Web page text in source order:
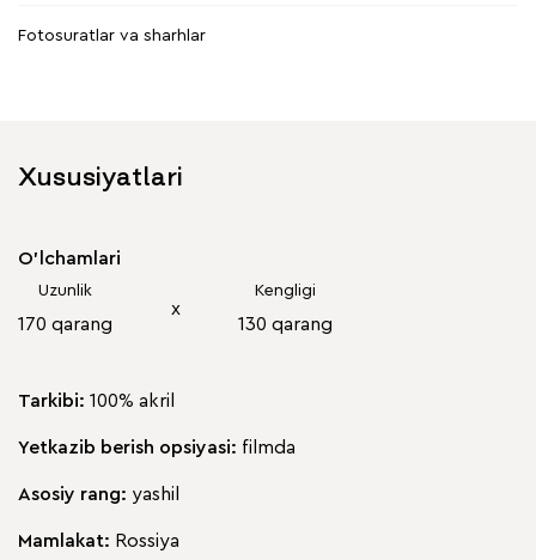
Fotosuratlar va sharhlar
Xususiyatlari
O'lchamlari
Uzunlik
170 qarang
х
Kengligi
130 qarang
Tarkibi: 100% akril
Yetkazib berish opsiyasi: filmda
Asosiy rang: yashil
Mamlakat: Rossiya